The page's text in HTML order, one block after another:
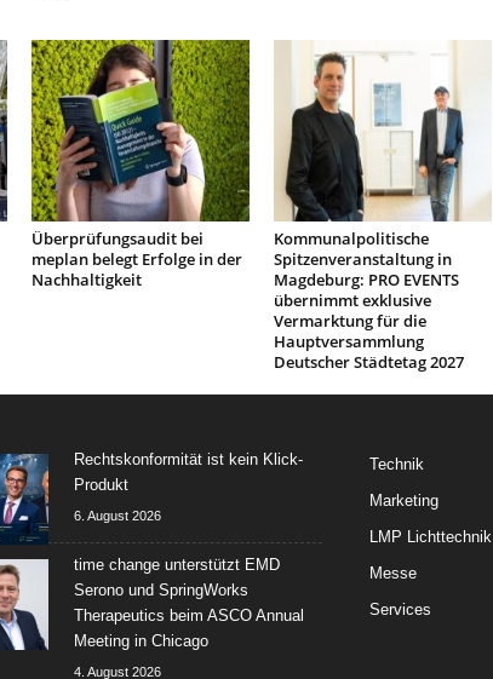
Überprüfungsaudit bei
meplan belegt Erfolge in der
Nachhaltigkeit
Kommunalpolitische
Spitzenveranstaltung in
Magdeburg: PRO EVENTS
übernimmt exklusive
Vermarktung für die
Hauptversammlung
Deutscher Städtetag 2027
Rechtskonformität ist kein Klick-
Produkt
6. August 2026
time change unterstützt EMD
Serono und SpringWorks
Therapeutics beim ASCO Annual
Meeting in Chicago
4. August 2026
Technik
Marketing
LMP Lichttechnik
Messe
Services